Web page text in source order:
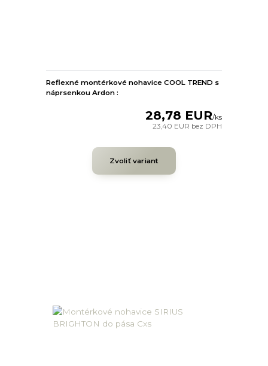
Reflexné montérkové nohavice COOL TREND s
náprsenkou Ardon :
28,78 EUR/ks
23,40 EUR bez DPH
Zvoliť variant